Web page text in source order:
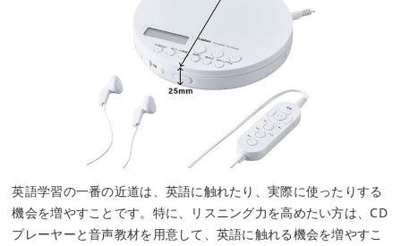
英語学習の一番の近道は、英語に触れたり、実際に使ったりする
機会を増やすことです。特に、リスニング力を高めたい方は、CD
プレーヤーと音声教材を用意して、英語に触れる機会を増やすこ